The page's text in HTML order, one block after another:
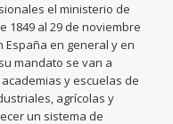
el ministerio de
1849 al 29 de noviembre
España en general y en
mandato se van a
y escuelas de
agrícolas y
un sistema de